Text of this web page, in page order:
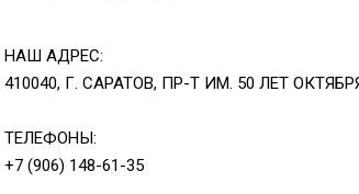
НАШ АДРЕС:
410040, Г. САРАТОВ, ПР-Т ИМ. 50 ЛЕТ
ТЕЛЕФОНЫ:
+7 (906) 148-61-35